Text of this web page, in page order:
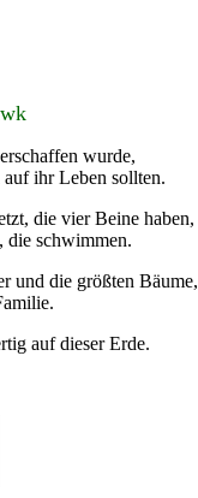
wurde,
ihr Leben sollten.
die vier Beine haben,
die schwimmen.
und die größten Bäume,
auf dieser Erde.